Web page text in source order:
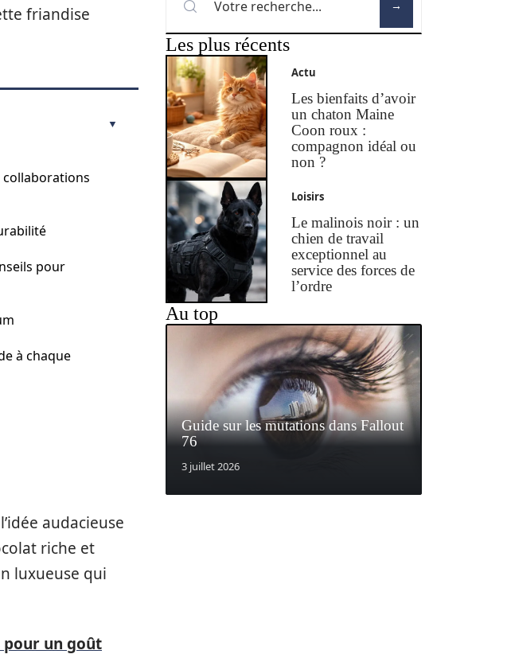
friandise
collaborations
pour
à chaque
audacieuse
riche et
luxueuse qui
pour un goût
Les plus récents
Actu
Les bienfaits d’avoir
un chaton Maine
Coon roux :
compagnon idéal ou
non ?
Loisirs
Le malinois noir : un
chien de travail
exceptionnel au
service des forces de
l’ordre
Au top
Guide sur les mutations dans Fallout
76
3 juillet 2026